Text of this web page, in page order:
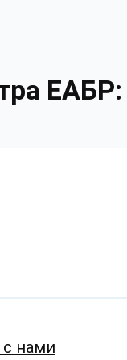
ЕАБР:
с нами